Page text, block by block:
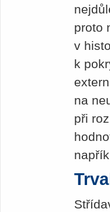
proto
v
k
na
při